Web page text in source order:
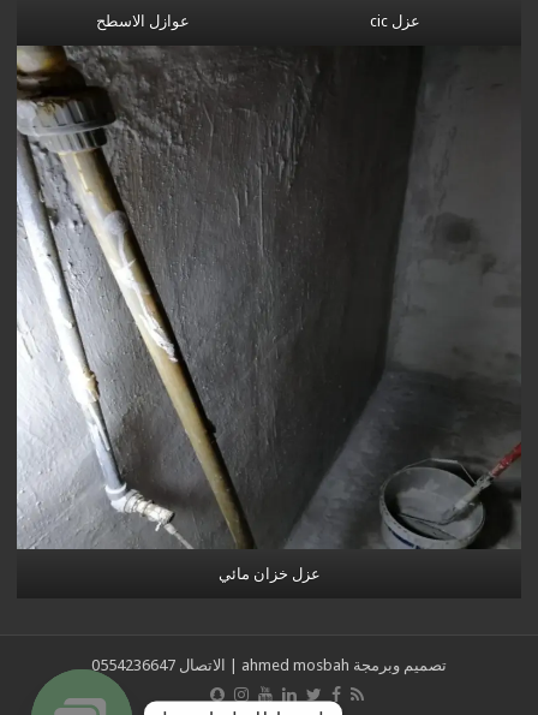
عزل cic عوازل الاسطح
عزل خزان مائي
تصميم وبرمجة ahmed mosbah | الاتصال 0554236647